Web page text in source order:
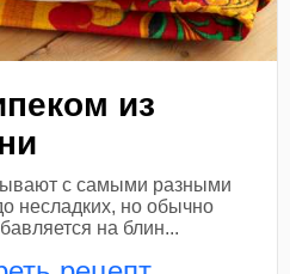
из
с самыми разными
несладких, но обычно
на блин...